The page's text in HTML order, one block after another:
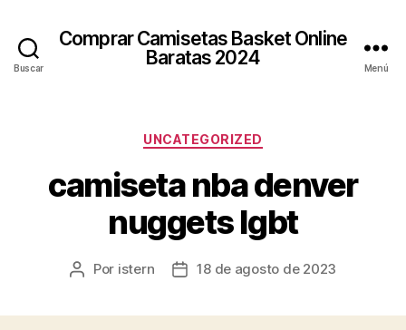
Buscar
Comprar Camisetas Basket Online
Baratas 2024
Menú
Categorías
UNCATEGORIZED
camiseta nba denver
nuggets lgbt
Autor
Por istern
Fecha18 de agosto de 2023